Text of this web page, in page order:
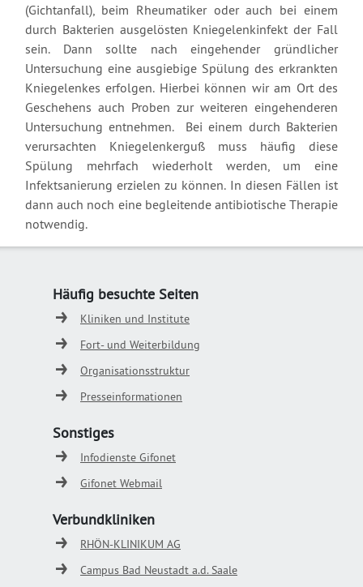
(Gichtanfall), beim Rheumatiker oder auch bei einem
durch Bakterien ausgelösten Kniegelenkinfekt der Fall
sein. Dann sollte nach eingehender gründlicher
Untersuchung eine ausgiebige Spülung des erkrankten
Kniegelenkes erfolgen. Hierbei können wir am Ort des
Geschehens auch Proben zur weiteren eingehenderen
Untersuchung entnehmen. Bei einem durch Bakterien
verursachten Kniegelenkerguß muss häufig diese
Spülung mehrfach wiederholt werden, um eine
Infektsanierung erzielen zu können. In diesen Fällen ist
dann auch noch eine begleitende antibiotische Therapie
notwendig.
Häufig besuchte Seiten
Kliniken und Institute
Fort- und Weiterbildung
Organisationsstruktur
Presseinformationen
Sonstiges
Infodienste Gifonet
Gifonet Webmail
Verbundkliniken
RHÖN-KLINIKUM AG
Campus Bad Neustadt a.d. Saale